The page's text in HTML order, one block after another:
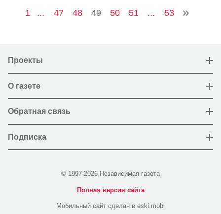
1 ... 47 48 49 50 51 ... 53
Проекты
О газете
Обратная связь
Подписка
© 1997-2026 Независимая газета
Полная версия сайта
Мобильный сайт сделан в eski.mobi